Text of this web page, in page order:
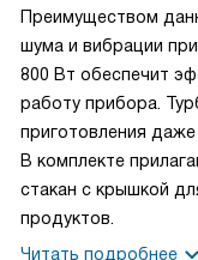
Преимуществом
шума и вибрации
800 Вт обеспечит
работу прибора.
приготовления
В комплекте
стакан с крышкой
продуктов.
Читать подробнее